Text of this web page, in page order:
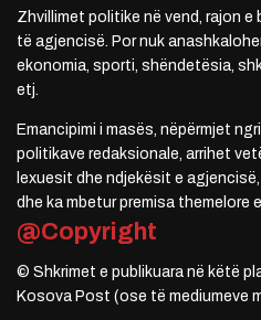
Zhvillimet politike në vend, rajon
të agjencisë. Por nuk
ekonomia, sporti, shëndetësia,
etj.
Emancipimi i masës, nëpërmjet
politikave redaksionale, arrihet
lexuesit dhe ndjekësit e
dhe ka mbetur premisa themelore
@Copyright
© Shkrimet e publikuara në këtë
Kosova Post (ose të mediumeve